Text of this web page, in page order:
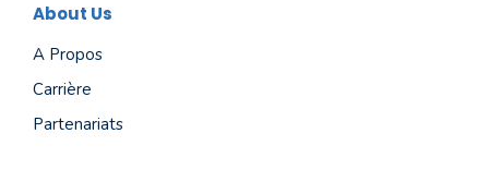
About Us
A Propos
Carrière
Partenariats